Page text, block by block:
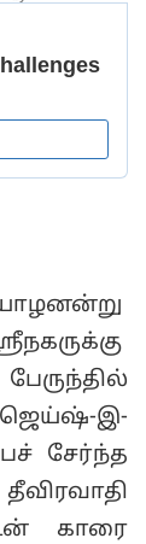
இ-
சேர்ந்த
காரை